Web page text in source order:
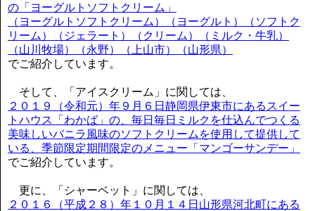
の「ヨーグルトソフトクリーム」
（ヨーグルトソフトクリーム）（ヨーグルト）（ソフトク
リーム）（ジェラート）（クリーム）（ミルク・牛乳）
（山川牧場）（永野）（上山市）（山形県）
でご紹介しています。
そして、「アイスクリーム」に関しては、
２０１９（令和元）年９月６日静岡県伊東市にあるスイー
トハウス「わかば」の、毎日毎日ミルクを仕込んでつくる
美味しいバニラ風味のソフトクリームを使用して提供して
いる、季節限定期間限定のメニュー「マンゴーサンデー」
でご紹介しています。
更に、「シャーベット」に関しては、
２０１６（平成２８）年１０月１４日山形県河北町にある